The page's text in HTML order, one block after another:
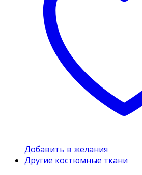
Добавить в желания
Другие костюмные ткани